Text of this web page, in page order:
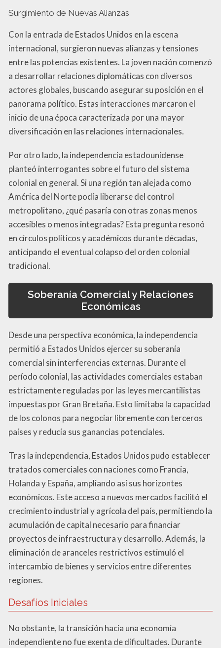
Surgimiento de Nuevas Alianzas
Con la entrada de Estados Unidos en la escena
internacional, surgieron nuevas alianzas y tensiones
entre las potencias existentes. La joven nación comenzó
a desarrollar relaciones diplomáticas con diversos
actores globales, buscando asegurar su posición en el
panorama político. Estas interacciones marcaron el
inicio de una época caracterizada por una mayor
diversificación en las relaciones internacionales.
Por otro lado, la independencia estadounidense
planteó interrogantes sobre el futuro del sistema
colonial en general. Si una región tan alejada como
América del Norte podía liberarse del control
metropolitano, ¿qué pasaría con otras zonas menos
accesibles o menos integradas? Esta pregunta resonó
en círculos políticos y académicos durante décadas,
anticipando el eventual colapso del orden colonial
tradicional.
Soberanía Comercial y Relaciones
Económicas
Desde una perspectiva económica, la independencia
permitió a Estados Unidos ejercer su soberanía
comercial sin interferencias externas. Durante el
período colonial, las actividades comerciales estaban
estrictamente reguladas por las leyes mercantilistas
impuestas por Gran Bretaña. Esto limitaba la capacidad
de los colonos para negociar libremente con terceros
países y reducía sus ganancias potenciales.
Tras la independencia, Estados Unidos pudo establecer
tratados comerciales con naciones como Francia,
Holanda y España, ampliando así sus horizontes
económicos. Este acceso a nuevos mercados facilitó el
crecimiento industrial y agrícola del país, permitiendo la
acumulación de capital necesario para financiar
proyectos de infraestructura y desarrollo. Además, la
eliminación de aranceles restrictivos estimuló el
intercambio de bienes y servicios entre diferentes
regiones.
Desafíos Iniciales
No obstante, la transición hacia una economía
independiente no fue exenta de dificultades. Durante